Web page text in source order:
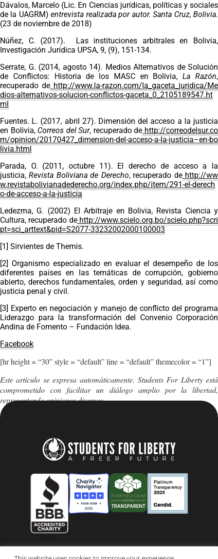
Dávalos, Marcelo (Lic. En Ciencias jurídicas, políticas y sociales
de la UAGRM)entrevista realizada por autor. Santa Cruz, Bolivia.
(23 de noviembre de 2018)
Núñez, C. (2017). Las instituciones arbitrales en Bolivia,
Investigación Jurídica UPSA, 9, (9), 151-134.
Serrate, G. (2014, agosto 14). Medios Alternativos de Solución
de Conflictos: Historia de los MASC en Bolivia,La Razón,
recuperado de http://www.la-razon.com/la_gaceta_juridica/Me
dios-alternativos-solucion-conflictos-gaceta_0_2105189547.ht
ml
Fuentes. L. (2017, abril 27). Dimensión del acceso a la justicia
en Bolivia, Correos del Sur, recuperado de http://correodelsur.co
m/opinion/20170427_dimension-del-acceso-a-la-justicia–en-bo
livia.html
Parada, O. (2011, octubre 11). El derecho de acceso a la
justicia,Revista Boliviana de Derecho, recuperado de http://ww
w.revistabolivianadederecho.org/index.php/item/291-el-derech
o-de-acceso-a-la-justicia
Ledezma, G. (2002) El Arbitraje en Bolivia, Revista Ciencia y
Cultura, recuperado de http://www.scielo.org.bo/scielo.php?scri
pt=sci_arttext&pid=S2077-33232002000100003
[1] Sirvientes de Themis.
[2] Organismo especializado en evaluar el desempeño de los
diferentes países en las temáticas de corrupción, gobierno
abierto, derechos fundamentales, orden y seguridad, así como
justicia penal y civil.
[3] Experto en negociación y manejo de conflicto del programa
Liderazgo para la transformación del Convenio Corporación
Andina de Fomento – Fundación Idea.
Facebook
[hr height = “30” style = “default” line = “default” themecolor = “1”]
Este artículo se expresa automáticamente. Students For Liberty está
comprometido con facilitar un diálogo amplio por la libertad,
representando opiniones diversas.